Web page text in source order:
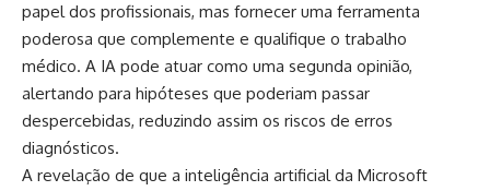
papel dos profissionais, mas fornecer uma ferramenta
poderosa que complemente e qualifique o trabalho
médico. A IA pode atuar como uma segunda opinião,
alertando para hipóteses que poderiam passar
despercebidas, reduzindo assim os riscos de erros
diagnósticos.
A revelação de que a inteligência artificial da Microsoft